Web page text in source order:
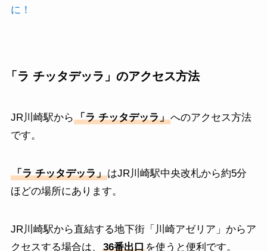
に！
「ラ チッタデッラ」のアクセス方法
JR川崎駅から 「ラ チッタデッラ」へのアクセス方法
です。
「ラ チッタデッラ」はJR川崎駅中央改札から約5分
ほどの場所にあります。
JR川崎駅から直結する地下街「川崎アゼリア」からア
クセスする場合は、
36番出口を使うと便利です。